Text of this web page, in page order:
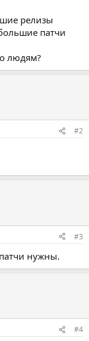
релизы
патчи
людям?
#2
#3
нужны.
#4